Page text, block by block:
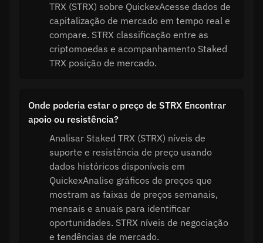
TRX (STRX) sobre QuickexAcesse dados de
capitalização de mercado em tempo real e
compare. STRX classificação entre as
criptomoedas e acompanhamento Staked
TRX posição de mercado.
Onde poderia estar o preço de STRX Encontrar
apoio ou resistência?
Analisar Staked TRX (STRX) níveis de
suporte e resistência de preço usando
dados históricos disponíveis em
QuickexAnalise gráficos de preços que
mostram as faixas de preços semanais,
mensais e anuais para identificar
oportunidades. STRX níveis de negociação
e tendências de mercado.